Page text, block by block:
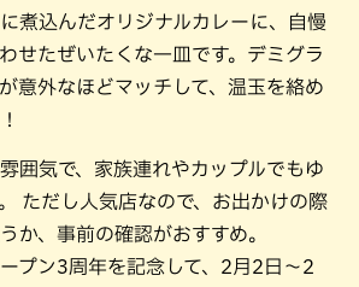
煮込んだオリジナルカレーに、自慢
せたぜいたくな一皿です。デミグラ
意外なほどマッチして、温玉を絡め
囲気で、家族連れやカップルでもゆ
ただし人気店なので、お出かけの際
か、事前の確認がおすすめ。
プン3周年を記念して、2月2日〜2